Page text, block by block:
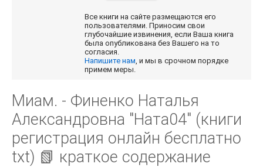
Все книги на сайте размещаются его
пользователями. Приносим свои
глубочайшие извинения, если Ваша книга
была опубликована без Вашего на то
согласия.
Напишите нам, и мы в срочном порядке
примем меры.
Миам. - Финенко Наталья
Александровна "Ната04" (книги
регистрация онлайн бесплатно
txt) 📗 краткое содержание